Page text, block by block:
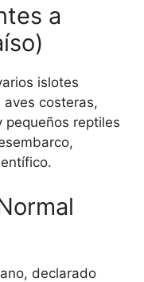
a
islotes
costeras,
pequeños reptiles
declarado